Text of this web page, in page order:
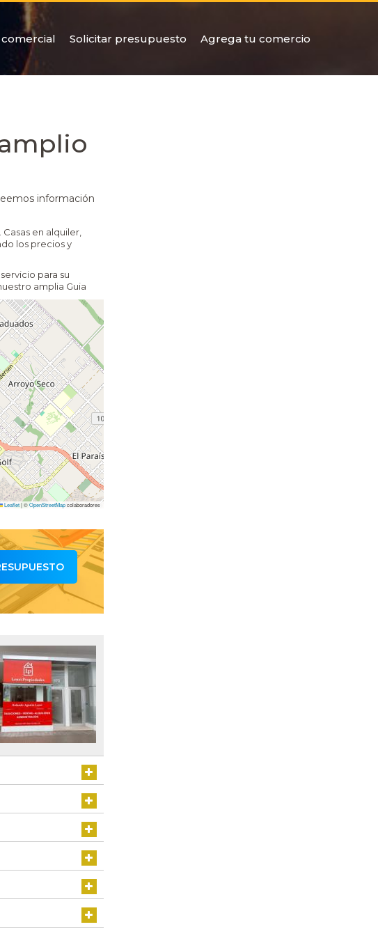
comercial Solicitar presupuesto Agrega tu comercio
información
en alquiler,
los precios y
para su
amplia Guia
Leaflet |©OpenStreetMapcolaboradores